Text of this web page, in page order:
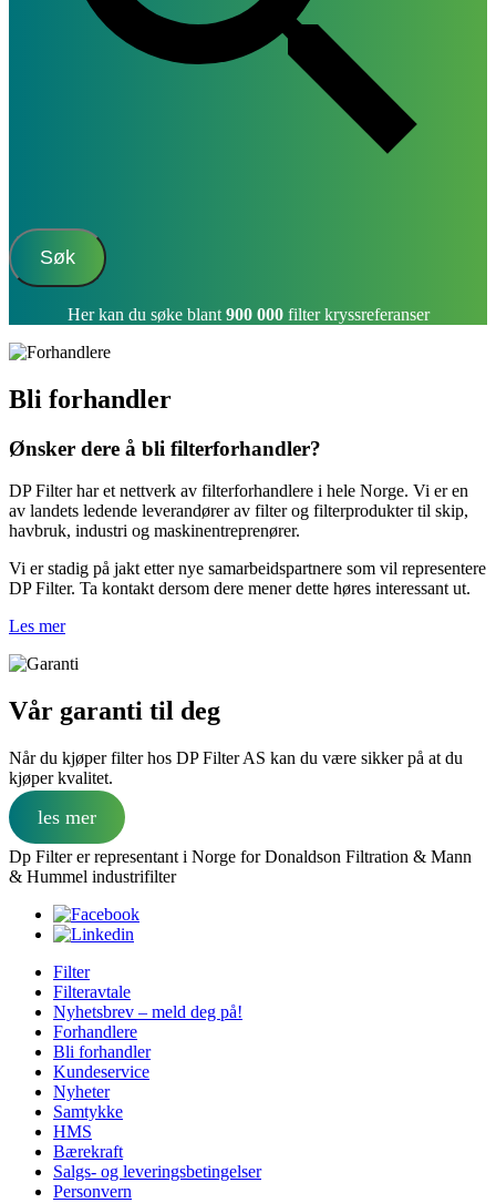
Søk
Her kan du søke blant 900 000filter kryssreferanser
Bli forhandler
Ønsker dere å bli filterforhandler?
DP Filter har et nettverk av filterforhandlere i hele Norge. Vi er en
av landets ledende leverandører av filter og filterprodukter til skip,
havbruk, industri og maskinentreprenører.
Vi er stadig på jakt etter nye samarbeidspartnere som vil representere
DP Filter. Ta kontakt dersom dere mener dette høres interessant ut.
Les mer
Vår garanti til deg
Når du kjøper filter hos DP Filter AS kan du være sikker på at du
kjøper kvalitet.
les mer
Dp Filter er representant i Norge for Donaldson Filtration & Mann
& Hummel industrifilter
Filter
Filteravtale
Nyhetsbrev – meld deg på!
Forhandlere
Bli forhandler
Kundeservice
Nyheter
Samtykke
HMS
Bærekraft
Salgs- og leveringsbetingelser
Personvern